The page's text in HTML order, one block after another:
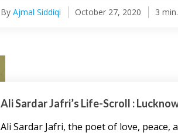
By Ajmal Siddiqi October 27, 2020 3 min.
Ali Sardar Jafri’s Life-Scroll :
Ali Sardar Jafri, the poet of love, peace,